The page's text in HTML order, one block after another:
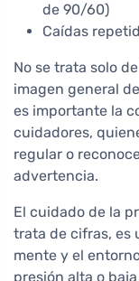
de 90/60)
Caídas
No se trata solo
imagen general
es importante la
cuidadores,
regular o
advertencia.
El cuidado de la
trata de cifras, es
mente y el
presión alta o